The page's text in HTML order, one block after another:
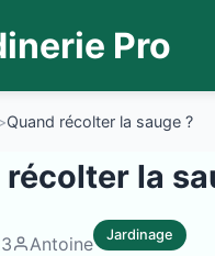
Pro
Quand récolter la sauge ?
récolter la
Antoine Jardinage